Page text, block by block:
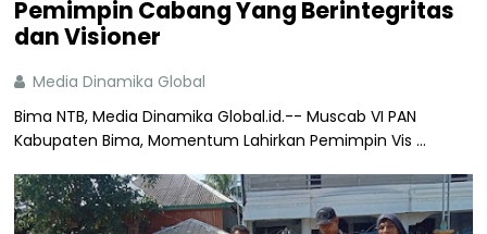
Pemimpin Cabang Yang Berintegritas
dan Visioner
Media Dinamika Global
Bima NTB, Media Dinamika Global.id.-- Muscab VI PAN
Kabupaten Bima, Momentum Lahirkan Pemimpin Vis ...